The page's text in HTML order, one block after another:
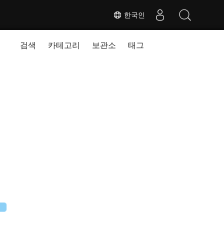
한국인
검색 카테고리 보관소 태그